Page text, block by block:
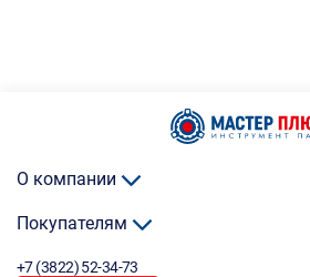
О компании
Покупателям
+7 (3822) 52-34-73